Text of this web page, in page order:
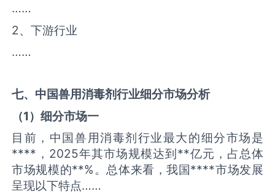
……
2、下游行业
……
七、中国兽用消毒剂行业细分市场分析
（1）细分市场一
目前，中国兽用消毒剂行业最大的细分市场是
****，2025年其市场规模达到**亿元，占总体
市场规模的**%。总体来看，我国****市场发展
呈现以下特点……